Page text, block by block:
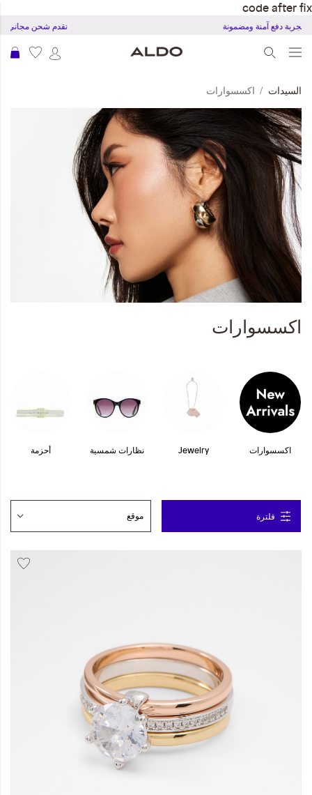
code after fix
نقدم شحن مجاني تجربة دفع آمنة ومضمونة
جاهز للشتاء
إصدار السفر و الرحلات
السيدات اكسسوارات
اكسسوارات
اكسسوارات Jewelry نظارات شمسية أحزمة
فلترة